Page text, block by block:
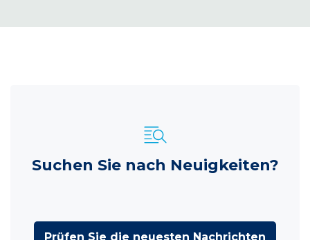
Suchen Sie nach Neuigkeiten?
Prüfen Sie die neuesten Nachrichten